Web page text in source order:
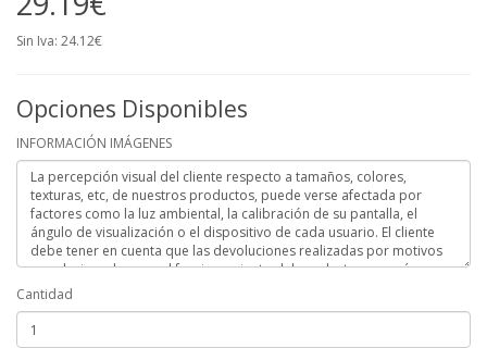
Sin Iva: 24.12€
Opciones Disponibles
INFORMACIÓN IMÁGENES
Cantidad